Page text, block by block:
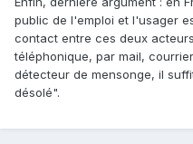
public de l'emploi et l'usager
contact entre ces deux
téléphonique, par mail,
détecteur de mensonge, il
désolé".